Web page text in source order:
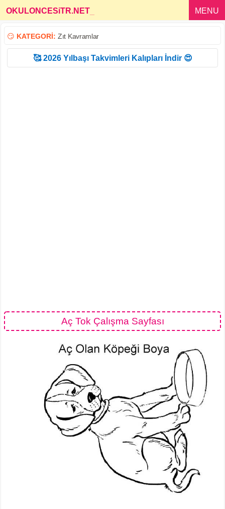
OKULONCESiTR.NET MENU
😏 KATEGORİ: Zıt Kavramlar
🥰 2026 Yılbaşı Takvimleri Kalıpları İndir 😍
Aç Tok Çalışma Sayfası